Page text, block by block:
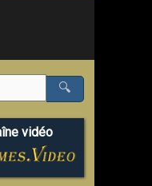
🔍
vidéo